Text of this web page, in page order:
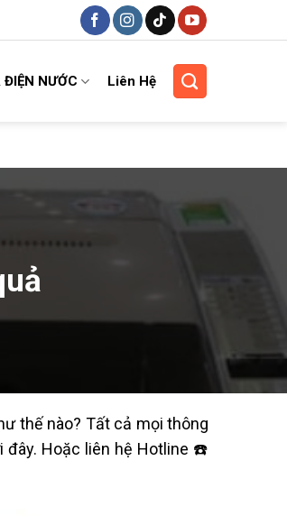
ĐIỆN NƯỚC Liên Hệ
thế nào? Tất cả mọi thông
đây. Hoặc liên hệ Hotline ☎️